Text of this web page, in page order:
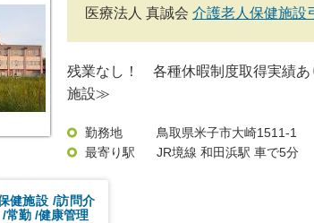
医療法人 真誠会 介護老人保健施設
残業なし！ 各種休暇制度取得実績
施設≫
勤務地
鳥取県米子市大崎1511-1
最寄り駅
JR境線 和田浜駅 車で5分
健施設 訪問介
常勤 健康管理